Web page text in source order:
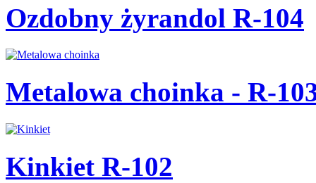
Ozdobny żyrandol R-104
Metalowa choinka - R-
Kinkiet R-102